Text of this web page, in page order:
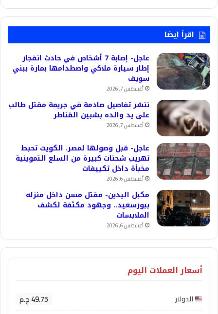
اقرأ ايضا
عاجل- إصابة 7 أشخاص في حادث انفجار
إطار سيارة ملاكي واصطدامها بمارة ببني
سويف
أغسطس 7, 2026
ننشر تفاصيل صادمة في جريمة مقتل طالب
على يد والده بشبين القناطر
أغسطس 7, 2026
عاجل- قبل وصولها لمصر. الكويت تحبط
تهريب شحنات كبيرة من السلع التموينية
مخبأة داخل تكييفات
أغسطس 6, 2026
مكبل اليدين- مقتل مسن داخل منزله
ببورسعيد.. وجهود مكثفة لكشف
الملابسات
أغسطس 6, 2026
أسعار العملات اليوم
الدولار 49.75 ج.م